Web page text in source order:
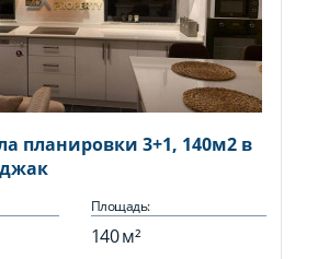
планировки 3+1, 140м2 в
Площадь:
140 м²